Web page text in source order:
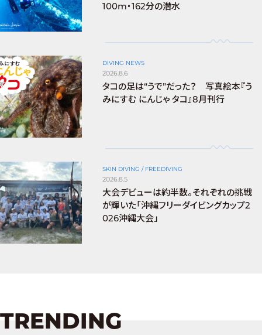
100m・162分の潜水
DIVING NEWS
2026.8.6
タコの足は“うで”だった？ 写真絵本『う
みにすむ にんじゃ タコ』8月刊行
SKIN DIVING / FREEDIVING
2026.8.5
大会デビューは約半数。それぞれの挑戦
が輝いた「沖縄フリーダイビングカップ2
026沖縄大会」
TRENDING